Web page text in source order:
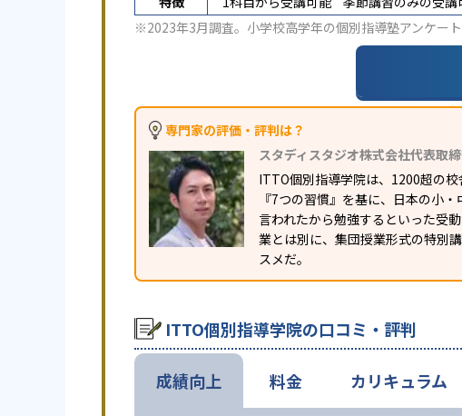
※2023年3月調査。 小学校高学年の個別指導塾アンケー
専門家の評価・評判は？
スタディスタジオ株式会社代表取
ITTO個別指導学院は、1200超の
『7つの習慣』を基に、日本の小
言われたから勉強するといった受
業とは別に、集団授業形式の特別
スメだ。
ITTO個別指導学院の口コミ・評判
成績向上 料金 カリキュラム